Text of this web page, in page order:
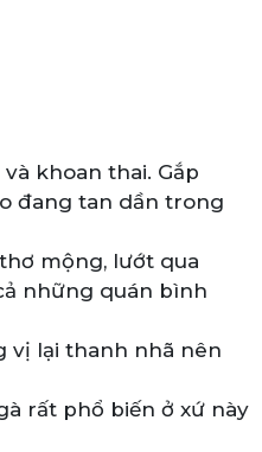
khoan thai. Gắp
đang tan dần trong
mộng, lướt qua
những quán bình
vị lại thanh nhã nên
rất phổ biến ở xứ này